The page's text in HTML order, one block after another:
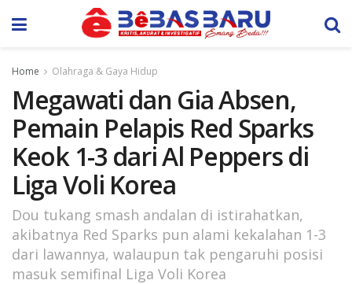
Home Olahraga & Gaya Hidup
Megawati dan Gia Absen,
Pemain Pelapis Red Sparks
Keok 1-3 dari Al Peppers di
Liga Voli Korea
Dou tukang smash andalan di istirahatkan,
akibatnya Red Sparks pun alami kekalahan 1-3
dari lawannya, walaupun tak pengaruhi posisi
masuk semifinal Liga Voli Korea